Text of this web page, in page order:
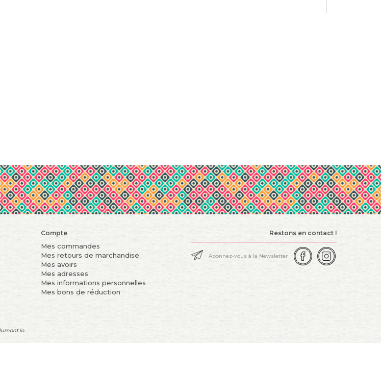
Compte
Mes commandes
Mes retours de marchandise
Mes avoirs
Mes adresses
Mes informations personnelles
Mes bons de réduction
Restons en contact !